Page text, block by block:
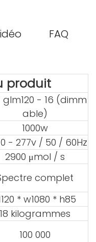
FAQ
produit
glm120 - 16 (dimm
able)
1000w
- 277v / 50 / 60Hz
2900 μmol / s
complet
* w1080 * h85
18 kilogrammes
100 000